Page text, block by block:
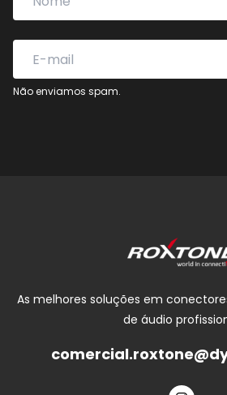
Não enviamos spam.
As melhores soluções em
de áudio